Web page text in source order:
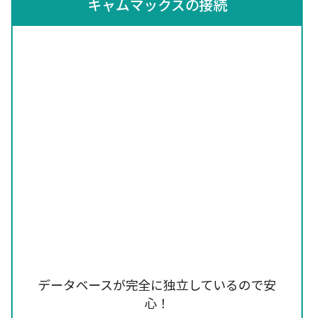
キャムマックスの接続
データベースが完全に独立しているので安
心！